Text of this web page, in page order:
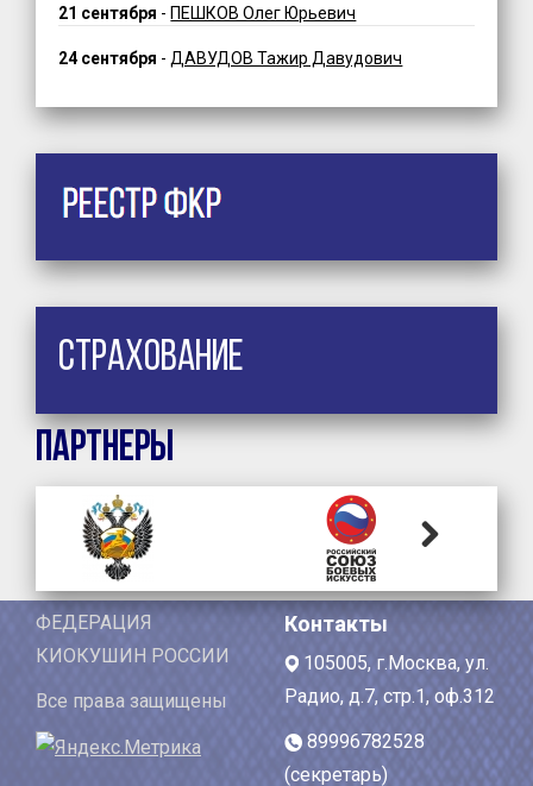
21 сентября - ПЕШКОВ Олег Юрьевич
24 сентября -ДАВУДОВ Тажир Давудович
Страхование
Партнеры
ФЕДЕРАЦИЯ
КИОКУШИН РОССИИ
Все права защищены
Контакты
105005, г.Москва, ул.
Радио, д.7, стр.1, оф.312
89996782528
(секретарь)